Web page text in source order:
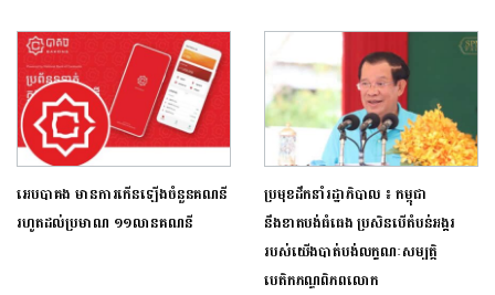
អេបបាគង មានការកើនឡើងចំនួនគណនី
រហូតដល់ប្រមាណ ១១លានគណនី
ប្រមុខដឹកនាំរដ្ឋាភិបាល ៖ កម្ពុជា
នឹងខាតបង់ធំធេង ប្រសិនបើតំបន់អង្គរ
របស់យើងបាត់បង់លក្ខណៈសម្បត្តិ
បេតិកភណ្ឌពិភពលោក